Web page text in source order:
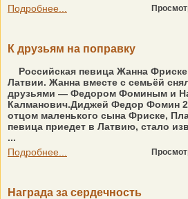
Подробнее...
К друзьям на поправку
Российская певица Жанна
Латвии. Жанна вместе с семьёй
друзьями — Федором Фоминым и
Калманович.Диджей Федор Фомин
отцом маленького сына Фриске,
певица приедет в Латвию, стало
...
Подробнее...
Награда за сердечность